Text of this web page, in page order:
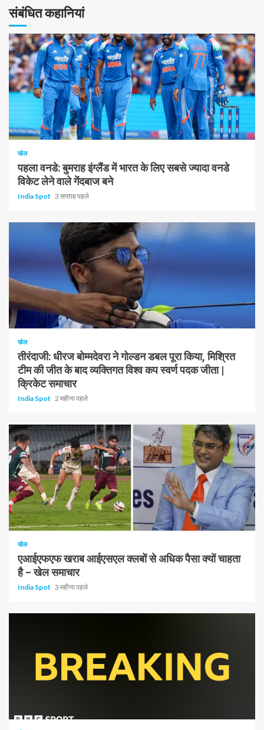
रहे
हैं
संबंधित कहानियां
1 न्यूनतम पढ़ा
खेल
पहला वनडे: बुमराह इंग्लैंड में भारत के लिए सबसे ज्यादा वनडे
विकेट लेने वाले गेंदबाज बने
India Spot 3 सप्ताह पहले
1 न्यूनतम पढ़ा
खेल
तीरंदाजी: धीरज बोम्मदेवरा ने गोल्डन डबल पूरा किया, मिश्रित
टीम की जीत के बाद व्यक्तिगत विश्व कप स्वर्ण पदक जीता |
क्रिकेट समाचार
India Spot 2 महीना पहले
1 न्यूनतम पढ़ा
खेल
एआईएफएफ खराब आईएसएल क्लबों से अधिक पैसा क्यों चाहता
है – खेल समाचार
India Spot 3 महीना पहले